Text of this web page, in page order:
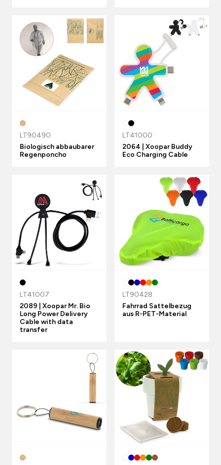
LT90490
Biologisch abbaubarer
Regenponcho
LT41000
2064 | Xoopar Buddy
Eco Charging Cable
LT41007
2089 | Xoopar Mr. Bio
Long Power Delivery
Cable with data
transfer
LT90428
Fahrrad Sattelbezug
aus R-PET-Material